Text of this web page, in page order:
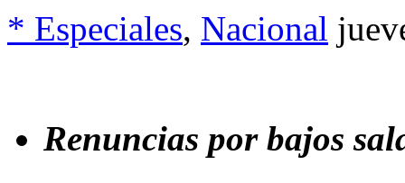
* Especiales, Nacional
Renuncias por bajos